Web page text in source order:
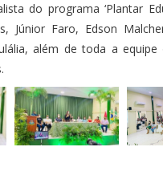
do programa ‘Plantar
Júnior Faro, Edson
além de toda a equipe